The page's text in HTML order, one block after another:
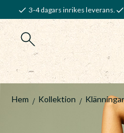
3-4 dagars inrikes leverans.
Hem Kollektion Klänningar